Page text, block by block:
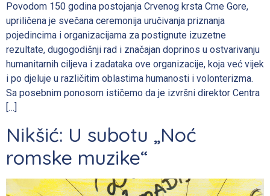
Povodom 150 godina postojanja Crvenog krsta Crne Gore,
upriličena je svečana ceremonija uručivanja priznanja
pojedincima i organizacijama za postignute izuzetne
rezultate, dugogodišnji rad i značajan doprinos u ostvarivanju
humanitarnih ciljeva i zadataka ove organizacije, koja već vijek
i po djeluje u različitim oblastima humanosti i volonterizma.
Sa posebnim ponosom ističemo da je izvršni direktor Centra
[…]
Nikšić: U subotu „Noć
romske muzike“